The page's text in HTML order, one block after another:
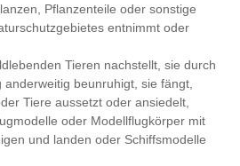
Pflanzenteile oder sonstige
entnimmt oder
Tieren nachstellt, sie durch
beunruhigt, sie fängt,
Tiere aussetzt oder ansiedelt,
oder Modellflugkörper mit
und landen oder Schiffsmodelle